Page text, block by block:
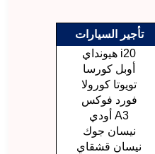
تأجير السيارات
هيونداي i20
أوبل كورسا
تويوتا كورولا
فورد فوكس
أودي A3
نيسان جوك
نيسان قشقاي